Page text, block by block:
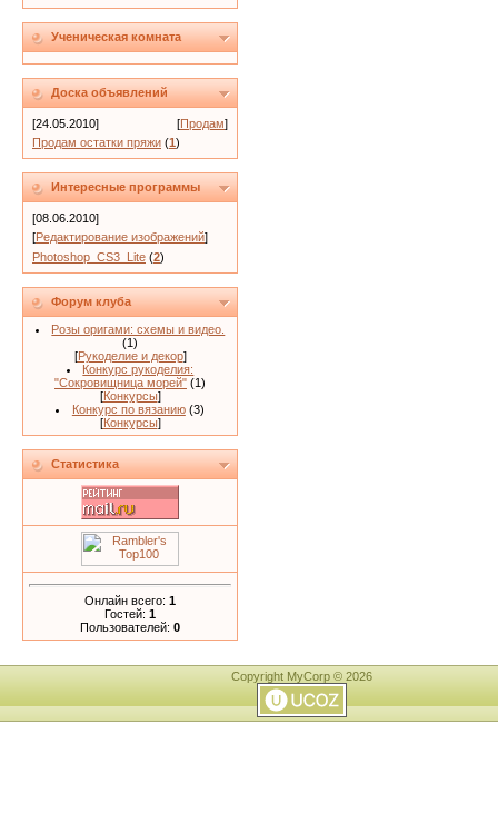
Ученическая комната
Доска объявлений
[24.05.2010] [Продам]
Продам остатки пряжи (1)
Интересные программы
[08.06.2010]
[Редактирование изображений]
Photoshop_CS3_Lite (2)
Форум клуба
Розы оригами: схемы и видео.
(1)
[Рукоделие и декор]
Конкурс рукоделия:
"Сокровищница морей" (1)
[Конкурсы]
Конкурс по вязанию (3)
[Конкурсы]
Статистика
Онлайн всего: 1
Гостей: 1
Пользователей: 0
Copyright MyCorp © 2026